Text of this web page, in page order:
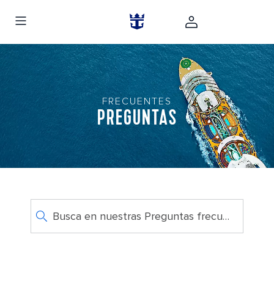
FRECUENTES
PREGUNTAS
Busca en nuestras Preguntas frecuentes